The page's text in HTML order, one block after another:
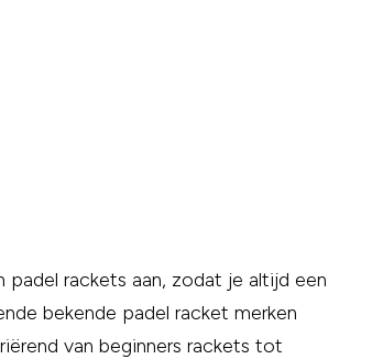
padel rackets aan, zodat je altijd een
bekende padel racket merken
van beginners rackets tot